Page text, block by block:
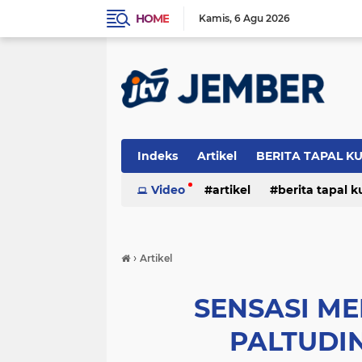
HOME Kamis 6 Agu 2026
Indeks Artikel BERITA TAPAL
PERISTIWA
Video artikel berita tapal
› Artikel
SENSASI